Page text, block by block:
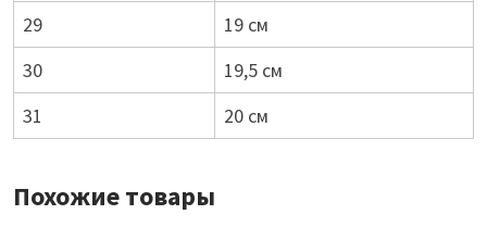
29
19 см
30
19,5 см
31
20 см
Похожие товары